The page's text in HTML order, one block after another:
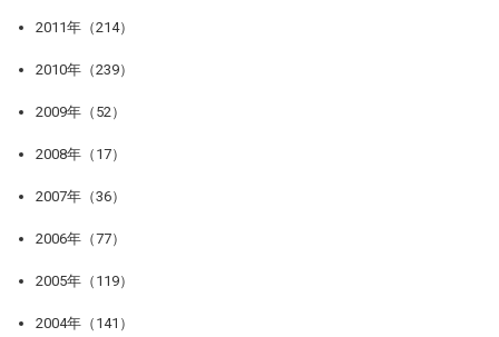
2011年（214）
2010年（239）
2009年（52）
2008年（17）
2007年（36）
2006年（77）
2005年（119）
2004年（141）